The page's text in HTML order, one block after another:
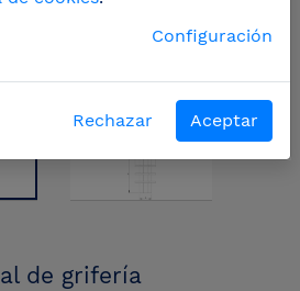
de grifería
Configuración
Rechazar Aceptar